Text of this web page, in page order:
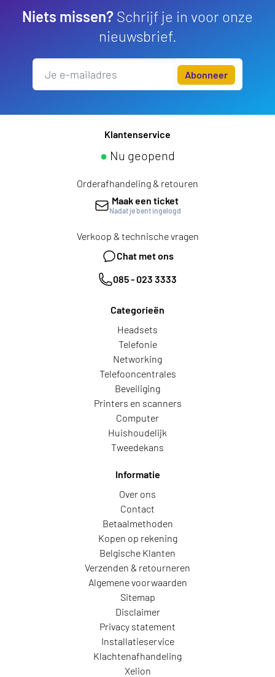
Niets missen? Schrijf je in voor onze
nieuwsbrief.
Abonneer
Klantenservice
● Nu geopend
Orderafhandeling & retouren
Maak een ticket
Nadat je bent ingelogd
Verkoop & technische vragen
Chat met ons
085 - 023 3333
Categorieën
Headsets
Telefonie
Networking
Telefooncentrales
Beveiliging
Printers en scanners
Computer
Huishoudelijk
Tweedekans
Informatie
Over ons
Contact
Betaalmethoden
Kopen op rekening
Belgische Klanten
Verzenden & retourneren
Algemene voorwaarden
Sitemap
Disclaimer
Privacy statement
Installatieservice
Klachtenafhandeling
Xelion